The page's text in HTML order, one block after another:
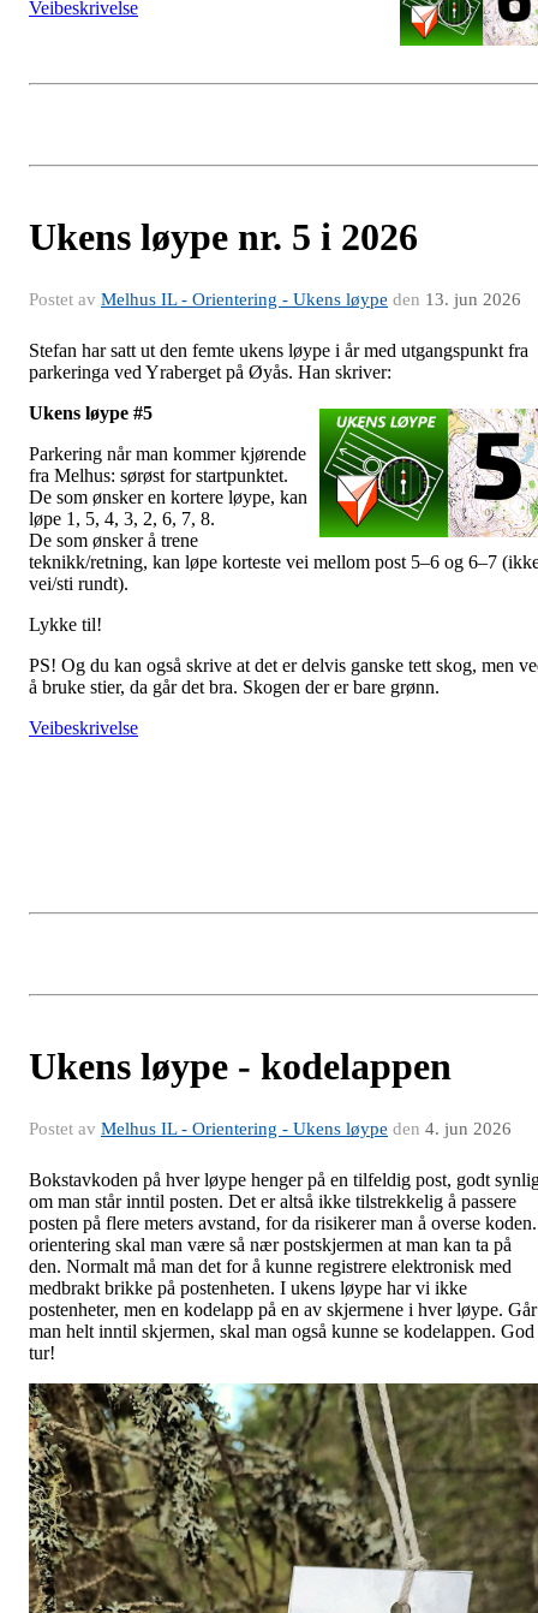
Veibeskrivelse
Ukens løype nr. 5 i 2026
Postet av Melhus IL - Orientering - Ukens løype den 13. jun 2026
Stefan har satt ut den femte ukens løype i år med utgangspunkt fra
parkeringa ved Yraberget på Øyås. Han skriver:
Ukens løype #5
Parkering når man kommer kjørende
fra Melhus: sørøst for startpunktet.
De som ønsker en kortere løype, kan
løpe 1, 5, 4, 3, 2, 6, 7, 8.
De som ønsker å trene
teknikk/retning, kan løpe korteste vei mellom post 5–6 og 6–7
vei/sti rundt).
Lykke til!
PS! Og du kan også skrive at det er delvis ganske tett skog, men
å bruke stier, da går det bra. Skogen der er bare grønn.
Veibeskrivelse
Ukens løype - kodelappen
Postet av Melhus IL - Orientering - Ukens løype den 4. jun 2026
Bokstavkoden på hver løype henger på en tilfeldig post, godt
om man står inntil posten. Det er altså ikke tilstrekkelig å passere
posten på flere meters avstand, for da risikerer man å overse
orientering skal man være så nær postskjermen at man kan ta på
den. Normalt må man det for å kunne registrere elektronisk med
medbrakt brikke på postenheten. I ukens løype har vi ikke
postenheter, men en kodelapp på en av skjermene i hver løype. Går
man helt inntil skjermen, skal man også kunne se kodelappen. God
tur!